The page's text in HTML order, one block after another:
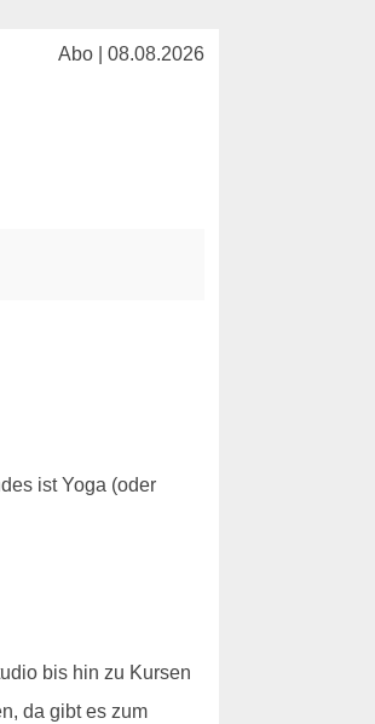
Abo | 08.08.2026
ist Yoga (oder
bis hin zu Kursen
da gibt es zum